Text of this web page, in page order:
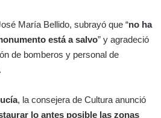
María Bellido, subrayó que “no ha
está a salvo” y agradeció
de bomberos y personal de
, la consejera de Cultura anunció
lo antes posible las zonas